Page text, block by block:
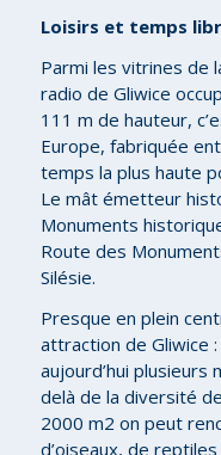
Loisirs et temps
Parmi les vitrines de
radio de Gliwice
111 m de hauteur,
Europe, fabriquée
temps la plus haute
Le mât émetteur
Monuments
Route des
Silésie.
Presque en plein
attraction de Gliwice
aujourd’hui plusieurs
delà de la diversité
2000 m2 on peut
d’oiseaux, de